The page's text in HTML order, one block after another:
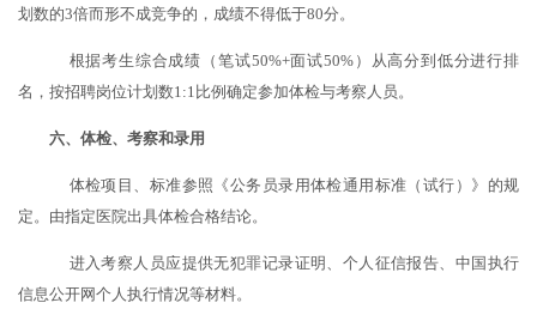
划数的3倍而形不成竞争的，成绩不得低于80分。
根据考生综合成绩（笔试50%+面试50%）从高分到低分进行排
名， 按招聘岗位计划数1:1比例确定参加体检与考察人员。
六、 体检、考察和录用
体检项目、标准参照《公务员录用体检通用标准（试行）》的规
定。由指定医院出具体检合格结论。
进入考察人员应提供无犯罪记录证明、个人征信报告、中国执行
信息公开网个人执行情况等材料。